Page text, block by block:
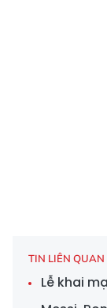
TIN LIÊN QUAN
Lễ khai